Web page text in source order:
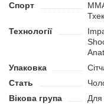
контактних видах
використовувати
Підходить для
Завдяки
для фіксації він
Надійно захищає
Спорт
Технології
Упаковка
Стать
Вікова група
Для